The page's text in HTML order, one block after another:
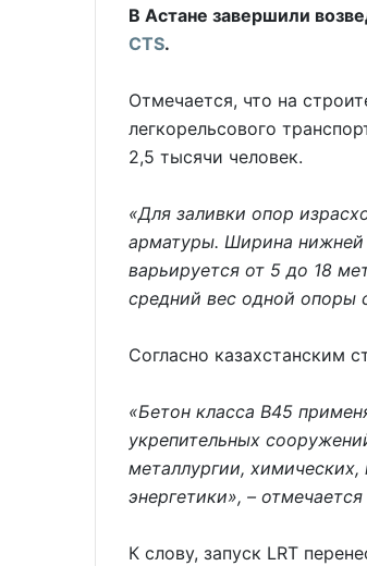
В Астане завершили
CTS.
Отмечается, что на
легкорельсового
2,5 тысячи человек.
«Для заливки опор
арматуры. Ширина нижней
варьируется от 5 до 18
средний вес одной опоры
Согласно казахстанским
«Бетон класса В45
укрепительных
металлургии,
энергетики», –
К слову, запуск LRT